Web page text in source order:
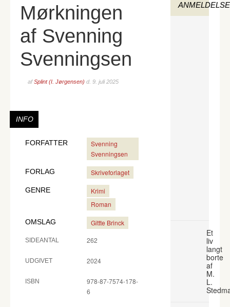
Mørkningen
af Svenning
Svenningsen
afSplint (I. Jørgensen) d. 9. juli 2025
INFO
FORFATTER
Svenning
Svenningsen
FORLAG Skriveforlaget
GENRE
Krimi
Roman
OMSLAG Gittte Brinck
SIDEANTAL 262
UDGIVET 2024
ISBN
978-87-7574-178-
6
Et
liv
langt
borte
af
M.
L.